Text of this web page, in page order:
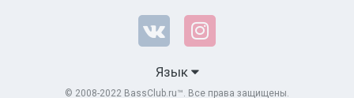
Язык
© 2008-2022 BassClub.ru™. Все права защищены.